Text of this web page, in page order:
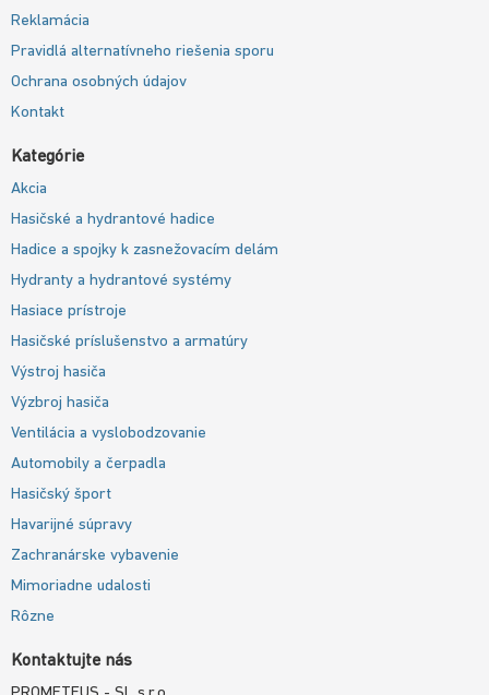
Reklamácia
Pravidlá alternatívneho riešenia sporu
Ochrana osobných údajov
Kontakt
Kategórie
Akcia
Hasičské a hydrantové hadice
Hadice a spojky k zasnežovacím delám
Hydranty a hydrantové systémy
Hasiace prístroje
Hasičské príslušenstvo a armatúry
Výstroj hasiča
Výzbroj hasiča
Ventilácia a vyslobodzovanie
Automobily a čerpadla
Hasičský šport
Havarijné súpravy
Zachranárske vybavenie
Mimoriadne udalosti
Rôzne
Kontaktujte nás